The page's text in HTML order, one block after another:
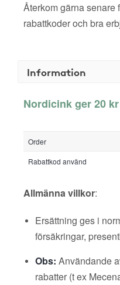
Återkom gärna senare
rabattkoder och bra
Information
Nordicink ger 20
Order
Rabattkod använd
Allmänna villkor:
Ersättning ges i
försäkringar,
Obs: Användande
rabatter (t ex